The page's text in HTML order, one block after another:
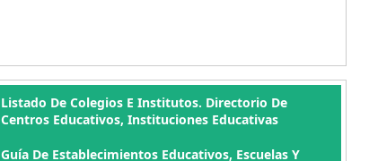
Listado De Colegios E Institutos. Directorio De
Centros Educativos, Instituciones Educativas
Guía De Establecimientos Educativos, Escuelas Y